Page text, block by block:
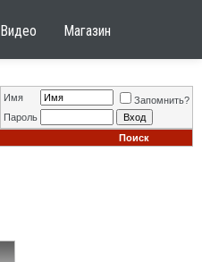
Видео Магазин
Имя
Запомнить?
Пароль
Поиск